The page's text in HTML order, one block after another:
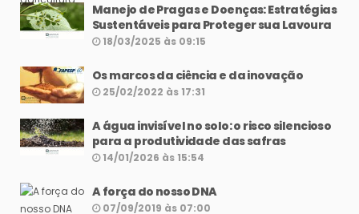
Manejo de Pragas e Doenças: Estratégias
Sustentáveis para Proteger sua Lavoura
18/03/2025 às 09:15
Os marcos da ciência e da inovação
25/02/2022 às 17:31
A água invisível no solo: o risco silencioso
para a produtividade das safras
14/01/2026 às 15:54
A força do nosso DNA
07/09/2019 às 07:00